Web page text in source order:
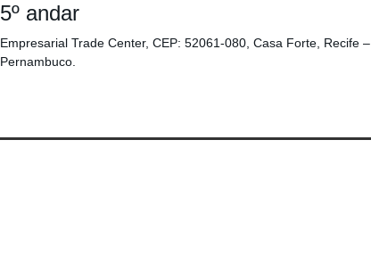
5º andar
Empresarial Trade Center, CEP: 52061-080, Casa Forte, Recife –
Pernambuco.